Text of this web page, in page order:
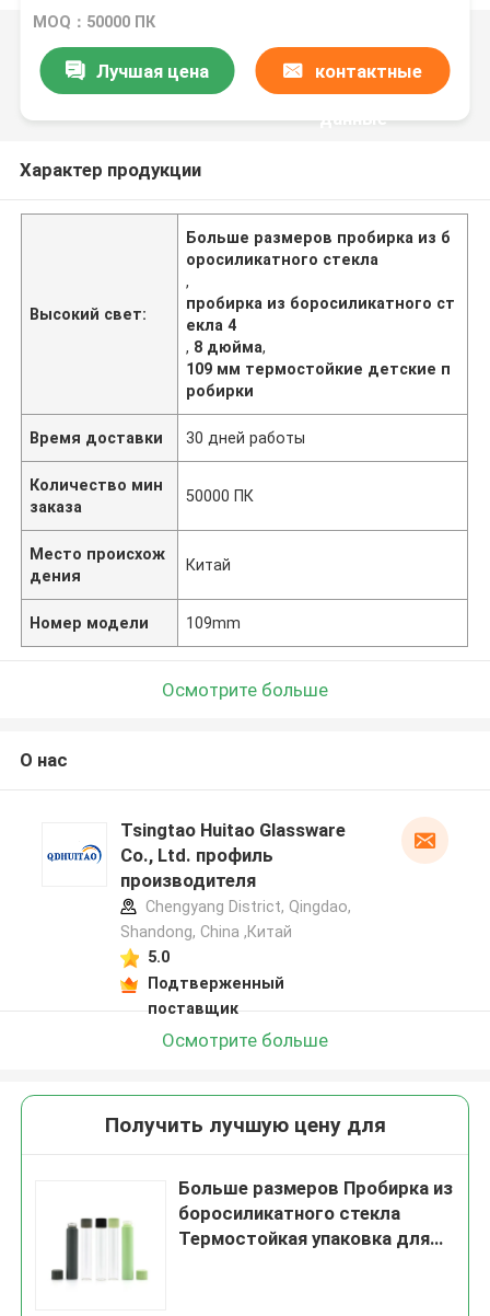
упаковка для защиты от детей
MOQ：50000 ПК
Лучшая цена контактные
данные
Характер продукции
Высокий свет:
Больше размеров пробирка из б
оросиликатного стекла
,
пробирка из боросиликатного ст
екла 4
, 8 дюйма,
109 мм термостойкие детские п
робирки
Время доставки 30 дней работы
Количество мин
заказа
50000 ПК
Место происхож
дения
Китай
Номер модели 109mm
Осмотрите больше
О нас
Tsingtao Huitao Glassware
Co., Ltd. профиль
производителя
Chengyang District, Qingdao,
Shandong, China ,Китай
5.0
Подтверженный
поставщик
Осмотрите больше
Получить лучшую цену для
Больше размеров Пробирка из
боросиликатного стекла
Термостойкая упаковка для